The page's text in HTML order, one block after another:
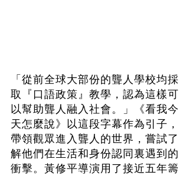
「從前全球大部份的聾人學校均採
取『口語政策』教學，認為這樣可
以幫助聾人融入社會。」《看我今
天怎麼說》以這段字幕作為引子，
帶領觀眾進入聾人的世界，嘗試了
解他們在生活和身份認同裏遇到的
衝擊。黃修平導演用了接近五年籌